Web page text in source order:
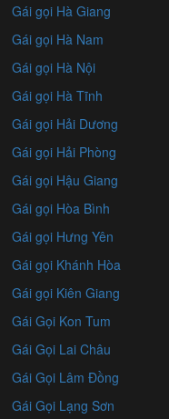
Gái gọi Hà Giang
Gái gọi Hà Nam
Gái gọi Hà Nội
Gái gọi Hà Tĩnh
Gái gọi Hải Dương
Gái gọi Hải Phòng
Gái gọi Hậu Giang
Gái gọi Hòa Bình
Gái gọi Hưng Yên
Gái gọi Khánh Hòa
Gái gọi Kiên Giang
Gái Gọi Kon Tum
Gái Gọi Lai Châu
Gái Gọi Lâm Đồng
Gái Gọi Lạng Sơn